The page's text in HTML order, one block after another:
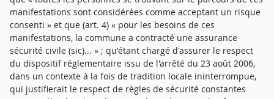
manifestations sont considérées comme acceptant un risque
consenti » et que (art. 4) « pour les besoins de ces
manifestations, la commune a contracté une assurance
sécurité civile (sic)... » ; qu'étant chargé d'assurer le respect
du dispositif réglementaire issu de l'arrêté du 23 août 2006,
dans un contexte à la fois de tradition locale ininterrompue,
qui justifierait le respect de règles de sécurité constantes